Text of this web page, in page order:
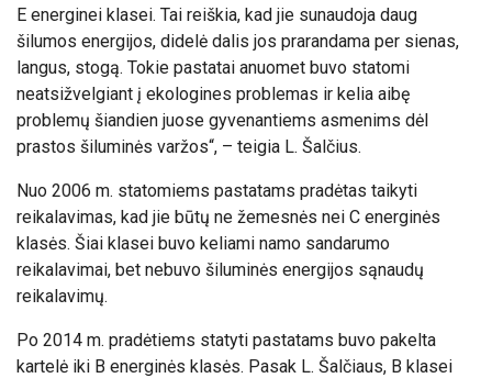
E energinei klasei. Tai reiškia, kad jie sunaudoja daug
šilumos energijos, didelė dalis jos prarandama per sienas,
langus, stogą. Tokie pastatai anuomet buvo statomi
neatsižvelgiant į ekologines problemas ir kelia aibę
problemų šiandien juose gyvenantiems asmenims dėl
prastos šiluminės varžos“, – teigia L. Šalčius.
Nuo 2006 m. statomiems pastatams pradėtas taikyti
reikalavimas, kad jie būtų ne žemesnės nei C energinės
klasės. Šiai klasei buvo keliami namo sandarumo
reikalavimai, bet nebuvo šiluminės energijos sąnaudų
reikalavimų.
Po 2014 m. pradėtiems statyti pastatams buvo pakelta
kartelė iki B energinės klasės. Pasak L. Šalčiaus, B klasei